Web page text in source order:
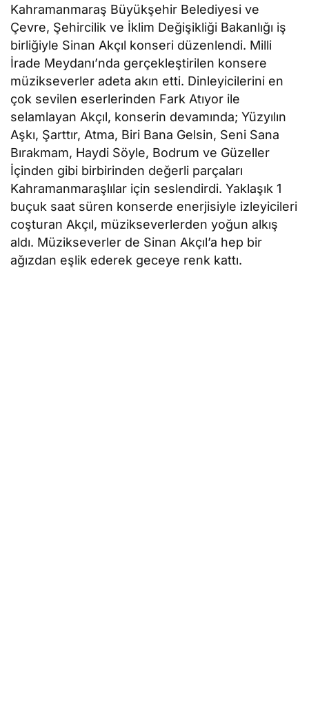
Kahramanmaraş Büyükşehir Belediyesi ve
Çevre, Şehircilik ve İklim Değişikliği Bakanlığı iş
birliğiyle Sinan Akçıl konseri düzenlendi. Milli
İrade Meydanı’nda gerçekleştirilen konsere
müzikseverler adeta akın etti. Dinleyicilerini en
çok sevilen eserlerinden Fark Atıyor ile
selamlayan Akçıl, konserin devamında; Yüzyılın
Aşkı, Şarttır, Atma, Biri Bana Gelsin, Seni Sana
Bırakmam, Haydi Söyle, Bodrum ve Güzeller
İçinden gibi birbirinden değerli parçaları
Kahramanmaraşlılar için seslendirdi. Yaklaşık 1
buçuk saat süren konserde enerjisiyle izleyicileri
coşturan Akçıl, müzikseverlerden yoğun alkış
aldı. Müzikseverler de Sinan Akçıl’a hep bir
ağızdan eşlik ederek geceye renk kattı.